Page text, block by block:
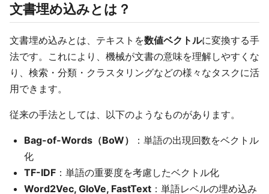
文書埋め込みとは？
文書埋め込みとは、テキストを数値ベクトルに変換する手
法です。これにより、機械が文書の意味を理解しやすくな
り、検索・分類・クラスタリングなどの様々なタスクに活
用できます。
従来の手法としては、以下のようなものがあります。
Bag-of-Words（BoW）
：単語の出現回数をベクトル
化
TF-IDF ：単語の重要度を考慮したベクトル化
Word2Vec, GloVe, FastText ：単語レベルの埋め込み